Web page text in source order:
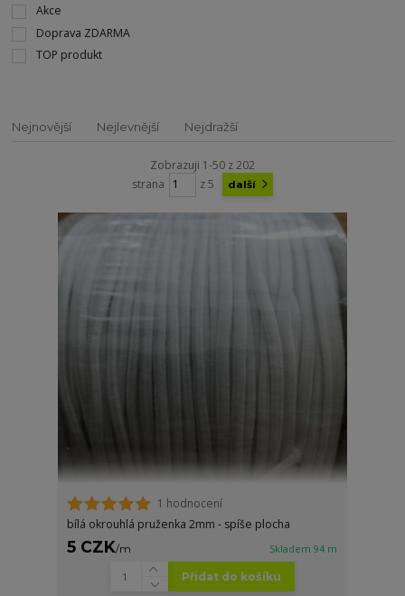
Akce
Doprava ZDARMA
TOP produkt
Nejnovější Nejlevnější Nejdražší
Zobrazuji 1-50 z 202
strana
z 5 další
1 hodnocení
bílá okrouhlá pruženka 2mm - spíše plocha
5 CZK/m Skladem 94 m
Přidat do košíku